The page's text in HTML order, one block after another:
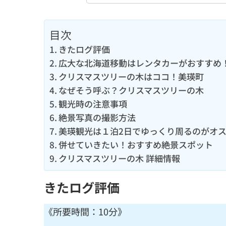
目次
きたログ評価
広大な北海道移動はレンタカーがおすすめ！
クリスマスツリーの木はココ！美瑛町
なぜそう呼ぶ？クリスマスツリーの木
観光時の注意事項
絶景写真の撮影方法
美瑛観光は１泊2日でゆっくり周るのがオ
併せていきたい！おすすめ絶景スポット
クリスマスツリーの木 詳細情報
きたログ評価
《所要時間：10分》